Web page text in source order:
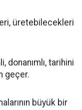
üretebilecekleri
donanımlı, tarihini
geçer.
büyük bir